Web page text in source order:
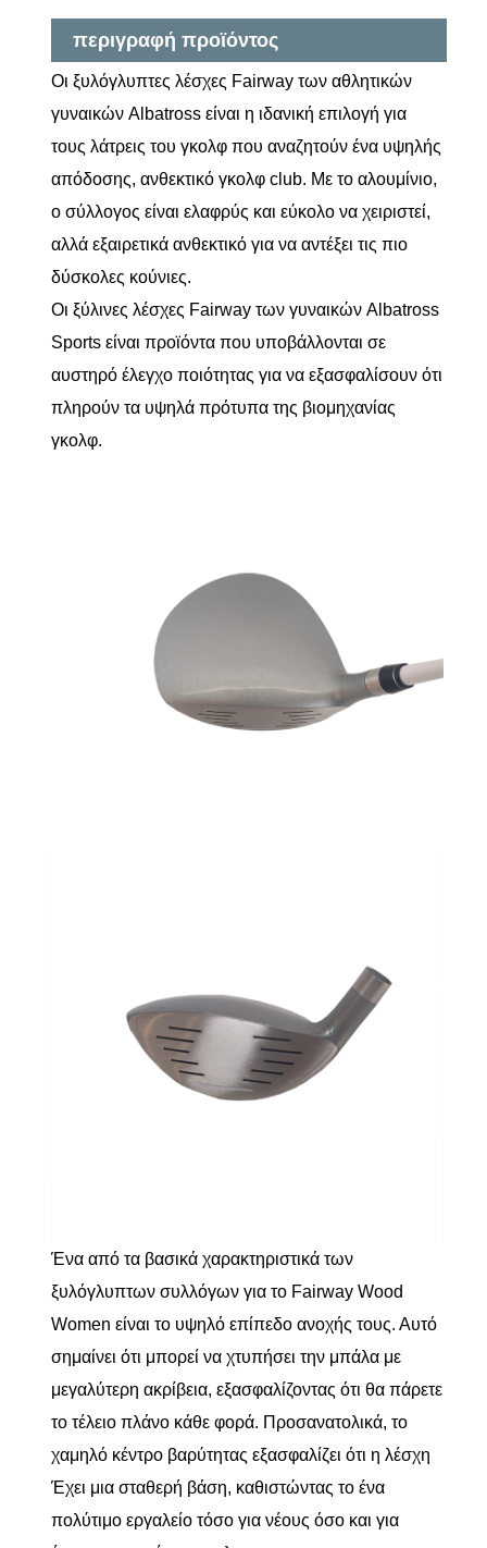
περιγραφή προϊόντος
Οι ξυλόγλυπτες λέσχες Fairway των αθλητικών
γυναικών Albatross είναι η ιδανική επιλογή για
τους λάτρεις του γκολφ που αναζητούν ένα υψηλής
απόδοσης, ανθεκτικό γκολφ club. Με το αλουμίνιο,
ο σύλλογος είναι ελαφρύς και εύκολο να χειριστεί,
αλλά εξαιρετικά ανθεκτικό για να αντέξει τις πιο
δύσκολες κούνιες.
Οι ξύλινες λέσχες Fairway των γυναικών Albatross
Sports είναι προϊόντα που υποβάλλονται σε
αυστηρό έλεγχο ποιότητας για να εξασφαλίσουν ότι
πληρούν τα υψηλά πρότυπα της βιομηχανίας
γκολφ.
Ένα από τα βασικά χαρακτηριστικά των
ξυλόγλυπτων συλλόγων για το Fairway Wood
Women είναι το υψηλό επίπεδο ανοχής τους. Αυτό
σημαίνει ότι μπορεί να χτυπήσει την μπάλα με
μεγαλύτερη ακρίβεια, εξασφαλίζοντας ότι θα πάρετε
το τέλειο πλάνο κάθε φορά. Προσανατολικά, το
χαμηλό κέντρο βαρύτητας εξασφαλίζει ότι η λέσχη
Έχει μια σταθερή βάση, καθιστώντας το ένα
πολύτιμο εργαλείο τόσο για νέους όσο και για